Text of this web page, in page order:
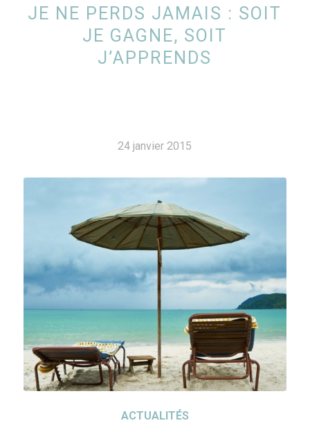
JE NE PERDS JAMAIS : SOIT
JE GAGNE, SOIT
J’APPRENDS
24 janvier 2015
ACTUALITÉS